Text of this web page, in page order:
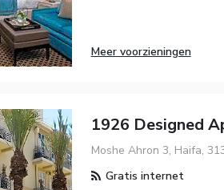
Meer voorzieningen
1926 Designed
Moshe Ahron 3, Haifa,
Gratis internet